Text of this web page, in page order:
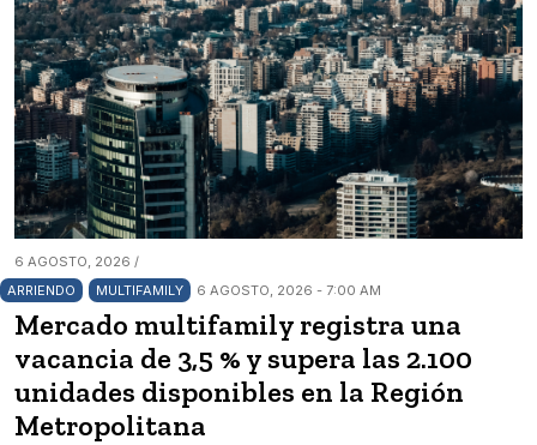
6 AGOSTO, 2026 /
ARRIENDO
MULTIFAMILY 6 AGOSTO, 2026 - 7:00 AM
Mercado multifamily registra una
vacancia de 3,5 % y supera las 2.100
unidades disponibles en la Región
Metropolitana